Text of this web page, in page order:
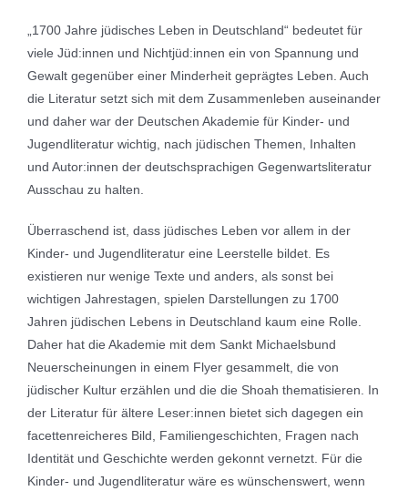
„1700 Jahre jüdisches Leben in Deutschland“ bedeutet für
viele Jüd:innen und Nichtjüd:innen ein von Spannung und
Gewalt gegenüber einer Minderheit geprägtes Leben. Auch
die Literatur setzt sich mit dem Zusammenleben auseinander
und daher war der Deutschen Akademie für Kinder- und
Jugendliteratur wichtig, nach jüdischen Themen, Inhalten
und Autor:innen der deutschsprachigen Gegenwartsliteratur
Ausschau zu halten.
Überraschend ist, dass jüdisches Leben vor allem in der
Kinder- und Jugendliteratur eine Leerstelle bildet. Es
existieren nur wenige Texte und anders, als sonst bei
wichtigen Jahrestagen, spielen Darstellungen zu 1700
Jahren jüdischen Lebens in Deutschland kaum eine Rolle.
Daher hat die Akademie mit dem Sankt Michaelsbund
Neuerscheinungen in einem Flyer gesammelt, die von
jüdischer Kultur erzählen und die die Shoah thematisieren. In
der Literatur für ältere Leser:innen bietet sich dagegen ein
facettenreicheres Bild, Familiengeschichten, Fragen nach
Identität und Geschichte werden gekonnt vernetzt. Für die
Kinder- und Jugendliteratur wäre es wünschenswert, wenn